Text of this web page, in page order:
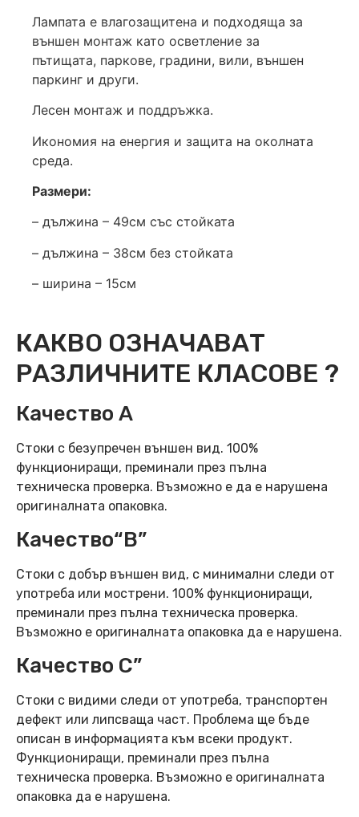
Лампата е влагозащитена и подходяща за
външен монтаж като осветление за
пътищата, паркове, градини, вили, външен
паркинг и други.
Лесен монтаж и поддръжка.
Икономия на енергия и защита на околната
среда.
Размери:
– дължина – 49см със стойката
– дължина – 38см без стойката
– ширина – 15см
КАКВО ОЗНАЧАВАТ
РАЗЛИЧНИТЕ КЛАСОВЕ ?
Качество А
Стоки с безупречен външен вид. 100%
функциониращи, преминали през пълна
техническа проверка. Възможно е да е нарушена
оригиналната опаковка.
Качество“B”
Стоки с добър външен вид, с минимални следи от
употреба или мострени. 100% функциониращи,
преминали през пълна техническа проверка.
Възможно е оригиналната опаковка да е нарушена.
Качество C”
Стоки с видими следи от употреба, транспортен
дефект или липсваща част. Проблема ще бъде
описан в информацията към всеки продукт.
Функциониращи, преминали през пълна
техническа проверка. Възможно е оригиналната
опаковка да е нарушена.